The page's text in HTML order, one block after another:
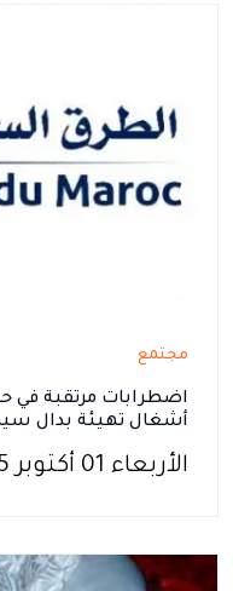
مجتمع
اضطرابات مرتقبة في
أشغال تهيئة بدال
الأربعاء 01 أكتوبر 2025